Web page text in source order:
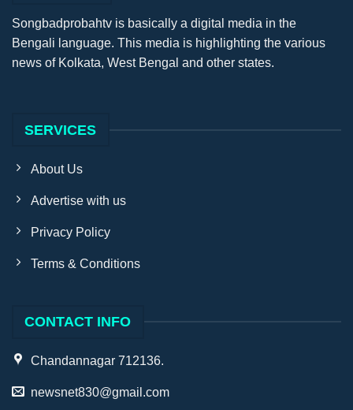
Songbadprobahtv is basically a digital media in the
Bengali language. This media is highlighting the various
news of Kolkata, West Bengal and other states.
SERVICES
About Us
Advertise with us
Privacy Policy
Terms & Conditions
CONTACT INFO
Chandannagar 712136.
newsnet830@gmail.com